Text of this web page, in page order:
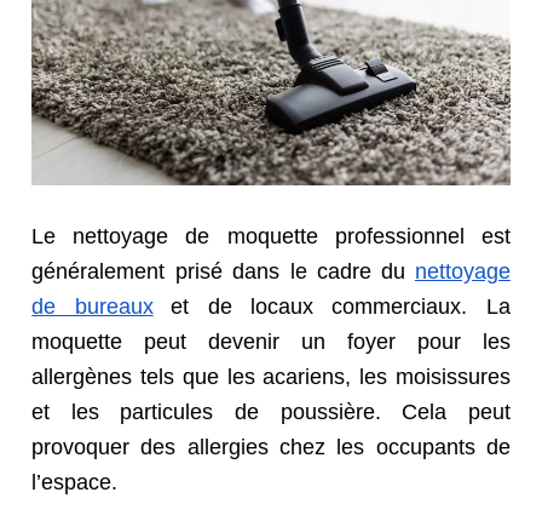
Le nettoyage de moquette professionnel est
généralement prisé dans le cadre du nettoyage
de bureaux
et de locaux commerciaux. La
moquette peut devenir un foyer pour les
allergènes tels que les acariens, les moisissures
et les particules de poussière. Cela peut
provoquer des allergies chez les occupants de
l’espace.